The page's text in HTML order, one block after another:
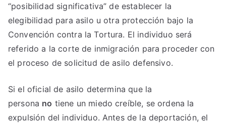
“posibilidad significativa” de establecer la
elegibilidad para asilo u otra protección bajo la
Convención contra la Tortura. El individuo será
referido a la corte de inmigración para proceder con
el proceso de solicitud de asilo defensivo.
Si el oficial de asilo determina que la
persona no tiene un miedo creíble, se ordena la
expulsión del individuo. Antes de la deportación, el